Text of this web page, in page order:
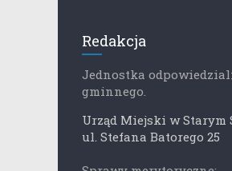
Redakcja
Jednostka
gminnego.
Urząd Miejski w Starym
ul. Stefana Batorego 25